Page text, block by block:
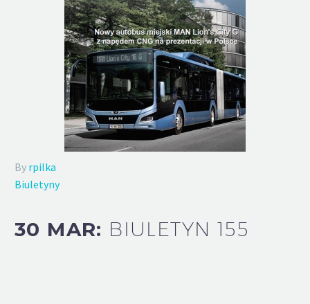
By rpilka
Biuletyny
30 MAR: BIULETYN 155